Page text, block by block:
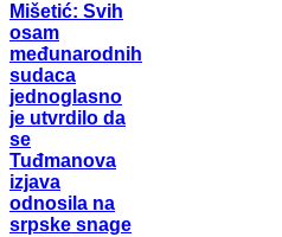
Mišetić: Svih
osam
međunarodnih
sudaca
jednoglasno
je utvrdilo da
se
Tuđmanova
izjava
odnosila na
srpske snage